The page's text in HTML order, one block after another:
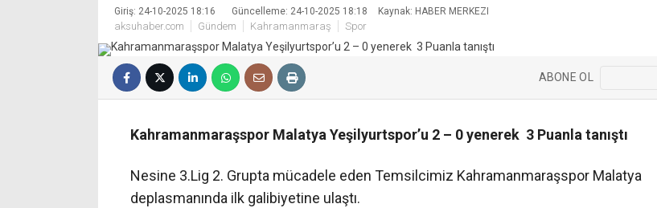
Giriş: 24-10-2025 18:16 Güncelleme: 24-10-2025 18:18 Kaynak: HABER MERKEZI
aksuhaber.com Gündem Kahramanmaraş Spor
ABONE OL
Kahramanmaraşspor Malatya Yeşilyurtspor’u 2 – 0 yenerek 3 Puanla tanıştı
Nesine 3.Lig 2. Grupta mücadele eden Temsilcimiz Kahramanmaraşspor Malatya
deplasmanında ilk galibiyetine ulaştı.